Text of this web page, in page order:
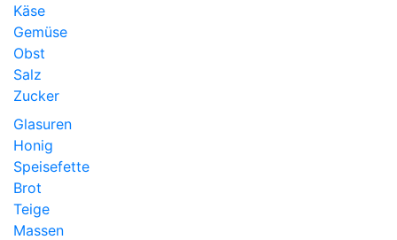
Käse
Gemüse
Obst
Salz
Zucker
Glasuren
Honig
Speisefette
Brot
Teige
Massen